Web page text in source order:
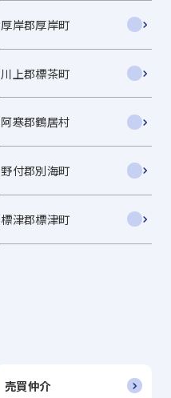
厚岸郡厚岸町
川上郡標茶町
阿寒郡鶴居村
野付郡別海町
標津郡標津町
売買仲介